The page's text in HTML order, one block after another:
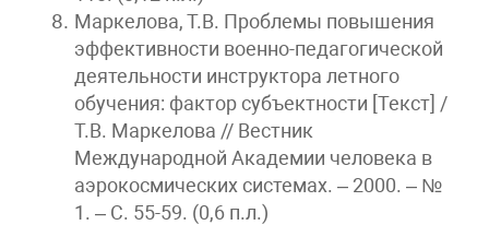
Маркелова, Т.В. Проблемы повышения
эффективности военно-педагогической
деятельности инструктора летного
обучения: фактор субъектности [Текст] /
Т.В. Маркелова // Вестник
Международной Академии человека в
аэрокосмических системах. – 2000. – №
1. – С. 55-59. (0,6 п.л.)